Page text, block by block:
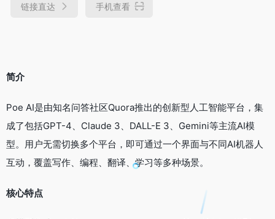
链接直达 手机查看
简介
Poe AI是由知名问答社区Quora推出的创新型人工智能平台，集
成了包括GPT-4、Claude 3、DALL-E 3、Gemini等主流AI模
型。用户无需切换多个平台，即可通过一个界面与不同AI机器人
互动，覆盖写作、编程、翻译、学习等多种场景。
核心特点